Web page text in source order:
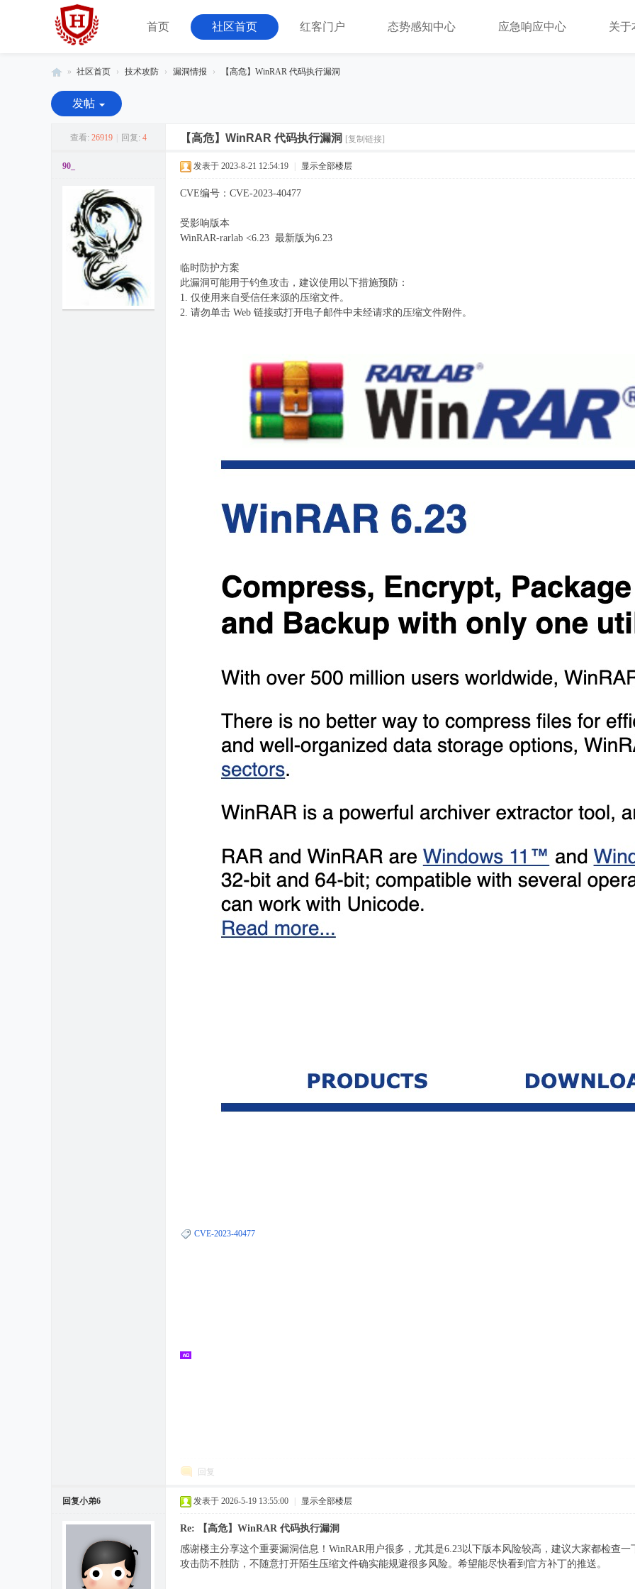
首页 社区首页 红客门户 态势感知中心 应急响应中心 关于
红
客
» 社区首页 › 技术攻防 › 漏洞情报 › 【高危】WinRAR 代码执行漏洞
发帖
查看: 26919 回复: 4 【高危】WinRAR 代码执行漏洞 [复制链接]
90_ 发表于 2023-8-21 12:54:19 显示全部楼层
CVE编号：CVE-2023-40477
受影响版本
WinRAR-rarlab <6.23 最新版为6.23
临时防护方案
此漏洞可能用于钓鱼攻击，建议使用以下措施预防：
1. 仅使用来自受信任来源的压缩文件。
2. 请勿单击 Web 链接或打开电子邮件中未经请求的压缩文件附件。
CVE-2023-40477
回复
回复小弟6 发表于 2026-5-19 13:55:00 显示全部楼层
Re: 【高危】WinRAR 代码执行漏洞
感谢楼主分享这个重要漏洞信息！WinRAR用户很多，尤其是6.23以下版本风险较高，建议大家都检查
攻击防不胜防，不随意打开陌生压缩文件确实能规避很多风险。希望能尽快看到官方补丁的推送。